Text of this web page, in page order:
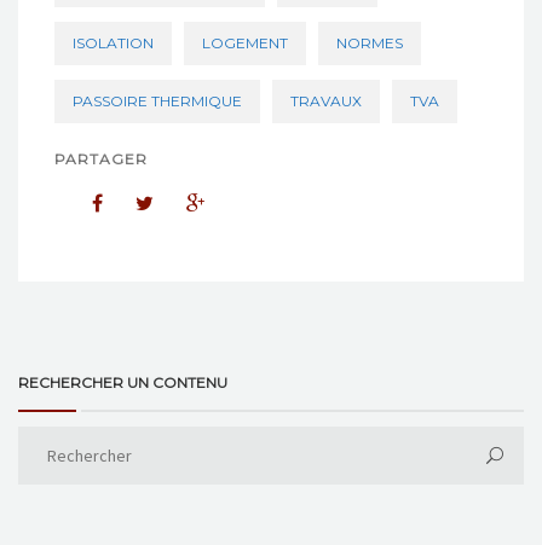
ISOLATION LOGEMENT NORMES
PASSOIRE THERMIQUE TRAVAUX TVA
PARTAGER
RECHERCHER UN CONTENU